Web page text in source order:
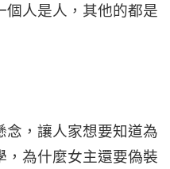
個人是人，其他的都是
念，讓人家想要知道為
，為什麼女主還要偽裝